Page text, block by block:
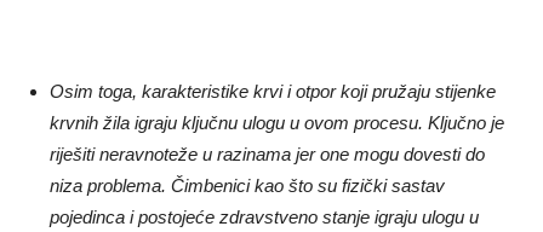
Osim toga, karakteristike krvi i otpor koji pružaju stijenke
krvnih žila igraju ključnu ulogu u ovom procesu. Ključno je
riješiti neravnoteže u razinama jer one mogu dovesti do
niza problema. Čimbenici kao što su fizički sastav
pojedinca i postojeće zdravstveno stanje igraju ulogu u